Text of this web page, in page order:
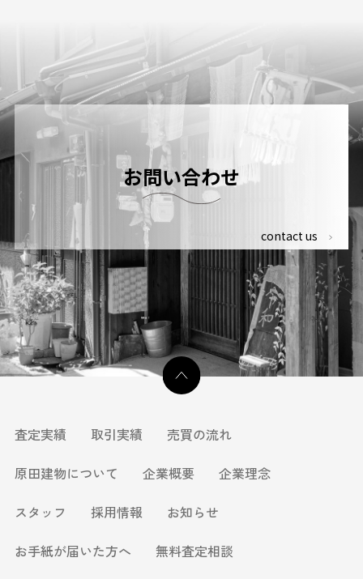
お問い合わせ
contact us
査定実績 取引実績
売買の流れ
原田建物について
企業概要
企業理念
スタッフ
採用情報
お知らせ
お手紙が届いた方へ
無料査定相談